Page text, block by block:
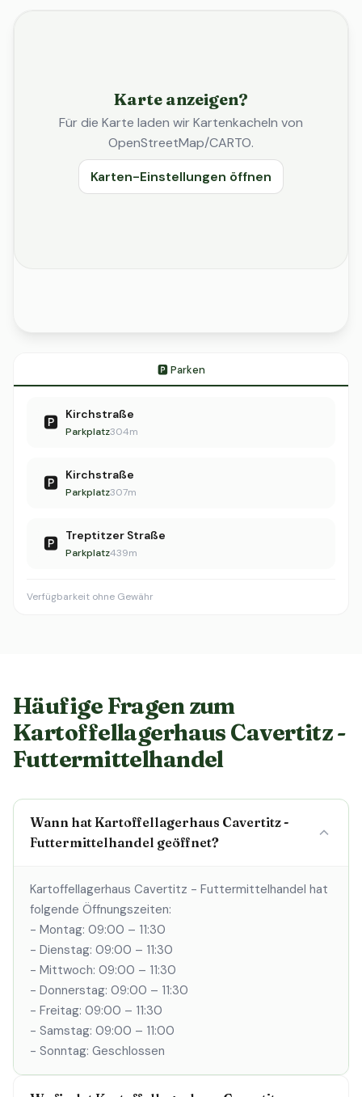
Karte anzeigen?
Für die Karte laden wir Kartenkacheln von
OpenStreetMap/CARTO.
Karten-Einstellungen öffnen
🅿️ Parken
🅿️ Kirchstraße
Parkplatz304m
🅿️ Kirchstraße
Parkplatz307m
🅿️ Treptitzer Straße
Parkplatz439m
Verfügbarkeit ohne Gewähr
Häufige Fragen zum
Kartoffellagerhaus Cavertitz -
Futtermittelhandel
Wann hat Kartoffellagerhaus Cavertitz -
Futtermittelhandel geöffnet?
Kartoffellagerhaus Cavertitz - Futtermittelhandel hat
folgende Öffnungszeiten:
- Montag: 09:00 – 11:30
- Dienstag: 09:00 – 11:30
- Mittwoch: 09:00 – 11:30
- Donnerstag: 09:00 – 11:30
- Freitag: 09:00 – 11:30
- Samstag: 09:00 – 11:00
- Sonntag: Geschlossen